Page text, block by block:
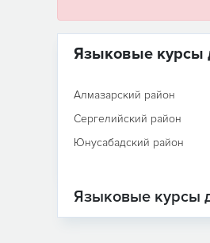
Языковые курсы
Алмазарский район
Сергелийский район
Юнусабадский район
Языковые курсы